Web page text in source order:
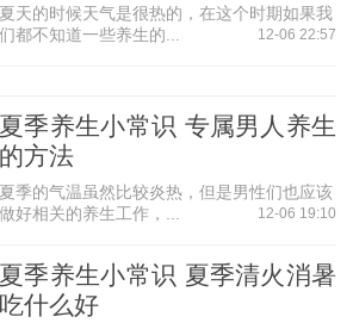
气药，如五味子等，可防出汗太过，耗
灸等外治方法来治疗一些冬天好发的
茯苓、麦冬、小枣、莲子、百合、
米，少吃过咸的食物，如咸鱼、咸菜
夏天的时候天气是很热的，在这个时期如果我
们都不知道一些养生的...
12-06 22:57
夏季养生小常识 专属男人养生
的方法
夏季的气温虽然比较炎热，但是男性们也应该
做好相关的养生工作，...
12-06 19:10
夏季养生小常识 夏季清火消暑
吃什么好